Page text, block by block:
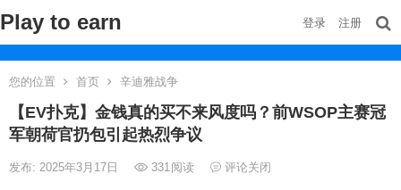
Play to earn 登录 注册
您的位置 首页 辛迪雅战争
【EV扑克】金钱真的买不来风度吗？前WSOP主赛冠
军朝荷官扔包引起热烈争议
发布: 2025年3月17日 331阅读 评论关闭